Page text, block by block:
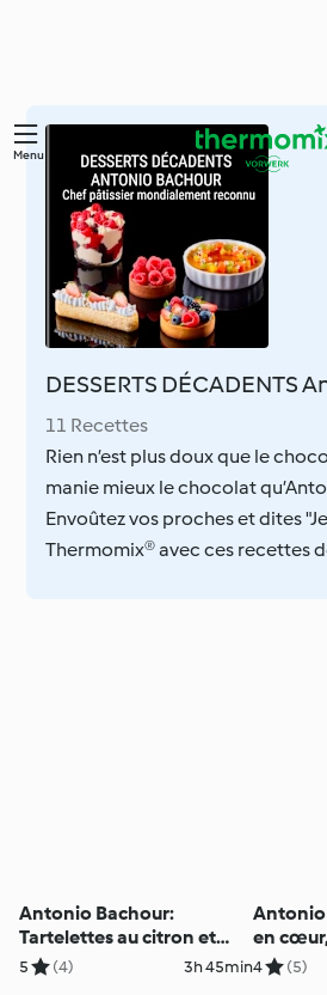
Skip
Menu
DESSERTS DÉCADENTS
11 Recettes
Rien n’est plus doux que le
manie mieux le chocolat
Envoûtez vos proches et dites
Thermomix® avec ces recettes
Antonio Bachour:
Tartelettes au citron et
basilic (métrique)
5 (4) 3h 45min
Antonio
en
4 (5)